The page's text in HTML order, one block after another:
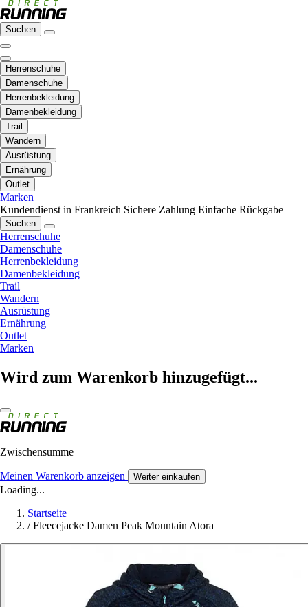
Suchen
Herrenschuhe
Damenschuhe
Herrenbekleidung
Damenbekleidung
Trail
Wandern
Ausrüstung
Ernährung
Outlet
Marken
Kundendienst in Frankreich Sichere Zahlung Einfache Rückgabe
Suchen
Herrenschuhe
Damenschuhe
Herrenbekleidung
Damenbekleidung
Trail
Wandern
Ausrüstung
Ernährung
Outlet
Marken
Wird zum Warenkorb hinzugefügt...
Zwischensumme
Meinen Warenkorb anzeigen Weiter einkaufen
Loading...
Startseite
/ Fleecejacke Damen Peak Mountain Atora